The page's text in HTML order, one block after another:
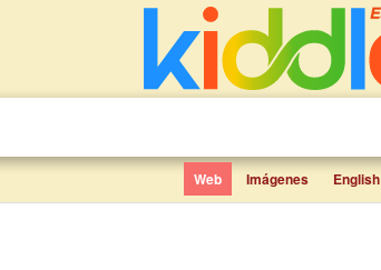
Web Imágenes English